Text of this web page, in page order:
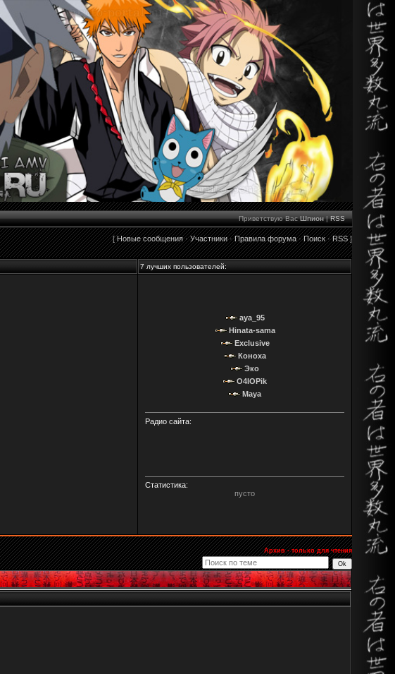
Приветствую Вас Шпион|RSS
[Новые сообщения·Участники·Правила форума·Поиск·RSS]
7 лучших пользователей:
aya_95
Hinata-sama
Exclusive
Коноха
Эко
O4IOPik
Maya
Радио сайта:
Статистика:
пусто
Архив - только для чтения